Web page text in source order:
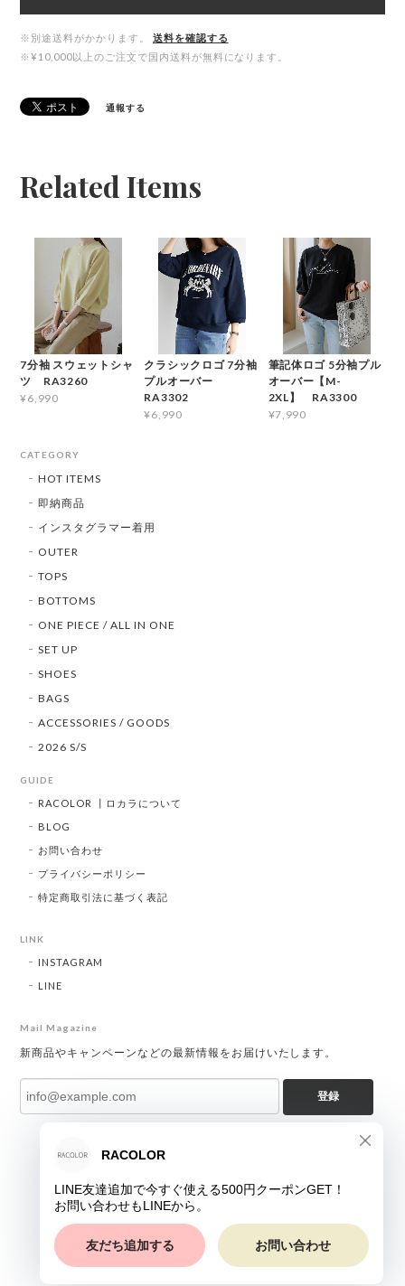
※別途送料がかかります。
送料を確認する
※¥10,000以上のご注文で国内送料が無料になります。
通報する
Related Items
7分袖 スウェットシャ
ツ RA3260
¥6,990
クラシックロゴ 7分袖
プルオーバー
RA3302
¥6,990
筆記体ロゴ 5分袖プル
オーバー【M-
2XL】 RA3300
¥7,990
CATEGORY
HOT ITEMS
即納商品
インスタグラマー着用
OUTER
TOPS
BOTTOMS
ONE PIECE / ALL IN ONE
SET UP
SHOES
BAGS
ACCESSORIES / GOODS
2026 S/S
GUIDE
RACOLOR ┃ロカラについて
BLOG
お問い合わせ
プライバシーポリシー
特定商取引法に基づく表記
LINK
INSTAGRAM
LINE
Mail Magazine
新商品やキャンペーンなどの最新情報をお届けいたします。
登録